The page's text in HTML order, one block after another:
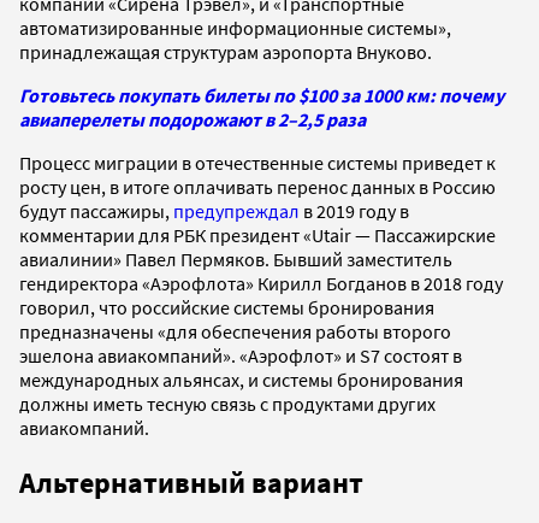
автоматизированные информационные системы»,
принадлежащая структурам аэропорта Внуково.
Готовьтесь покупать билеты по $100 за 1000 км: почему
авиаперелеты подорожают в 2–2,5 раза
Процесс миграции в отечественные системы приведет к
росту цен, в итоге оплачивать перенос данных в Россию
будут пассажиры, предупреждал в 2019 году в
комментарии для РБК президент «Utair — Пассажирские
авиалинии» Павел Пермяков. Бывший заместитель
гендиректора «Аэрофлота» Кирилл Богданов в 2018 году
говорил, что российские системы бронирования
предназначены «для обеспечения работы второго
эшелона авиакомпаний». «Аэрофлот» и S7 состоят в
международных альянсах, и системы бронирования
должны иметь тесную связь с продуктами других
авиакомпаний.
Альтернативный вариант